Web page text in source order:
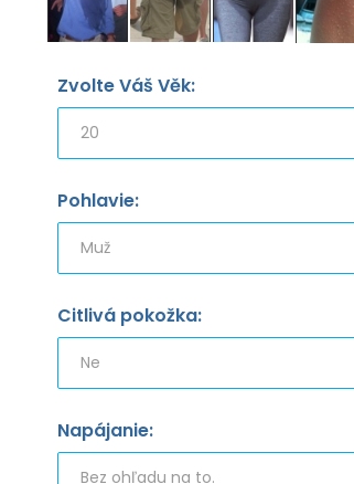
Zvolte Váš Věk:
Pohlavie:
Citlivá pokožka:
Napájanie: